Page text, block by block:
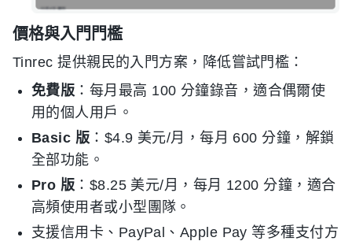
價格與入門門檻
Tinrec 提供親民的入門方案，降低嘗試門檻：
免費版 ：每月最高 100 分鐘錄音，適合偶爾使
用的個人用戶。
Basic 版 ：$4.9 美元/月，每月 600 分鐘，解鎖
全部功能。
Pro 版 ：$8.25 美元/月，每月 1200 分鐘，適合
高頻使用者或小型團隊。
支援信用卡、PayPal、Apple Pay 等多種支付方